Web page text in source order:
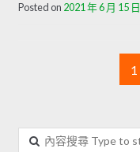
Posted on 2021 年 6 月 15 日
1
內容搜尋